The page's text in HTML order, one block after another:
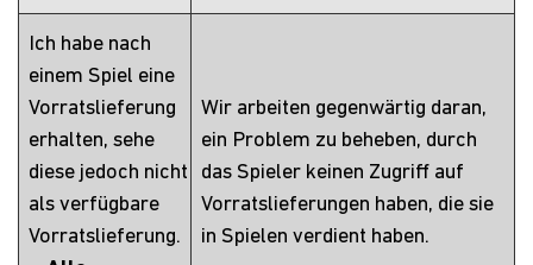
Ich habe nach
einem Spiel eine
Vorratslieferung
erhalten, sehe
diese jedoch nicht
als verfügbare
Vorratslieferung.
Wir arbeiten gegenwärtig daran,
ein Problem zu beheben, durch
das Spieler keinen Zugriff auf
Vorratslieferungen haben, die sie
in Spielen verdient haben.